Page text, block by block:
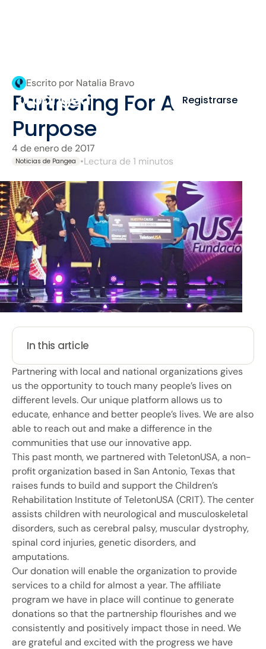
Registrarse
Escrito por Natalia Bravo
Partnering For A
Purpose
4 de enero de 2017
Noticias de Pangea •Lectura de 1 minutos
In this article
Partnering with local and national organizations gives
us the opportunity to touch many people’s lives on
different levels. Our unique platform allows us to
educate, enhance and better people’s lives. We are also
able to reach out and make a difference in the
communities that use our innovative app.
This past month, we partnered with TeletonUSA, a non-
profit organization based in San Antonio, Texas that
raises funds to build and support the Children’s
Rehabilitation Institute of TeletonUSA (CRIT). The center
assists children with neurological and musculoskeletal
disorders, such as cerebral palsy, muscular dystrophy,
spinal cord injuries, genetic disorders, and
amputations.
Our donation will enable the organization to provide
services to a child for almost a year. The affiliate
program we have in place will continue to generate
donations so that the partnership flourishes and we
consistently and positively impact those in need. We
are grateful and excited with the progress we have